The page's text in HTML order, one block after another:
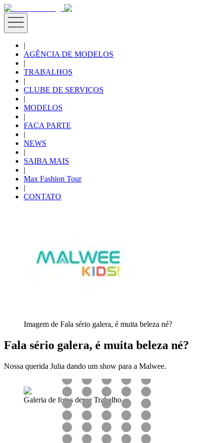
|
AGÊNCIA DE MODELOS
|
TRABALHOS
|
CLUBE DE SERVIÇOS
|
MODELOS
|
FAÇA PARTE
|
NEWS
|
SAIBA MAIS
|
Max Fashion Tour
|
CONTATO
Imagem de Fala sério galera, é muita beleza né?
Fala sério galera, é muita beleza né?
Nossa querida Julia dando um show para a Malwee.
Galeria de fotos desse Trabalho